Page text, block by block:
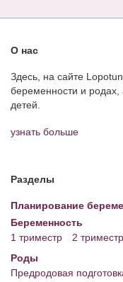
О нас
Здесь, на сайте
беременности и родах,
детей.
узнать больше
Разделы
Планирование
Беременность
1 триместр
2 триместр
Роды
Предродовая